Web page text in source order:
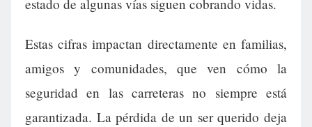
estado de algunas vías siguen cobrando vidas.
Estas cifras impactan directamente en familias,
amigos y comunidades, que ven cómo la
seguridad en las carreteras no siempre está
garantizada. La pérdida de un ser querido deja